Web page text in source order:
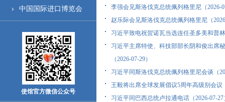
中国国际进口博览会
使馆官方微信公众号
李强会见斯洛伐克总统佩列格里尼（2026-
赵乐际会见斯洛伐克总统佩列格里尼（
习近平致电祝贺诺瓦当选连任圣多美和普
习近平主席特使、科技部部长阴和俊出席
（2026-07-29）
习近平同斯洛伐克总统佩列格里尼会谈（
王毅将出席全球发展倡议5周年高级别会议
习近平同巴西总统卢拉通电话（2026-07-27